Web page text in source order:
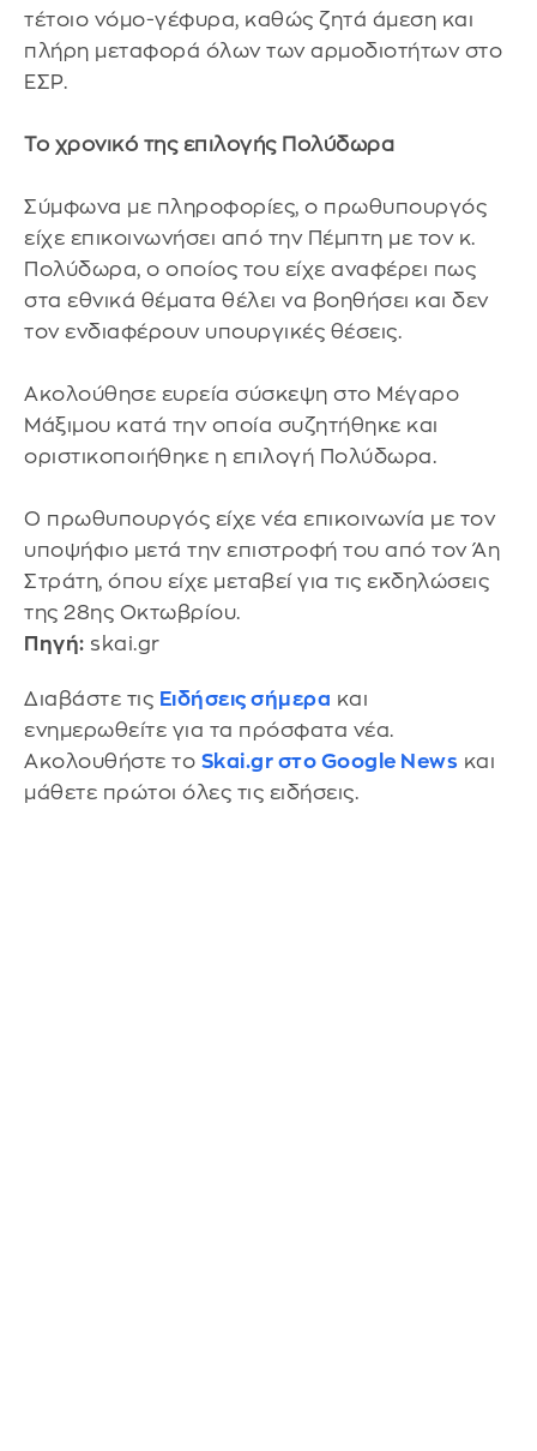
τέτοιο νόμο-γέφυρα, καθώς ζητά άμεση και
πλήρη μεταφορά όλων των αρμοδιοτήτων στο
ΕΣΡ.
Το χρονικό της επιλογής Πολύδωρα
Σύμφωνα με πληροφορίες, ο πρωθυπουργός
είχε επικοινωνήσει από την Πέμπτη με τον κ.
Πολύδωρα, ο οποίος του είχε αναφέρει πως
στα εθνικά θέματα θέλει να βοηθήσει και δεν
τον ενδιαφέρουν υπουργικές θέσεις.
Ακολούθησε ευρεία σύσκεψη στο Μέγαρο
Μάξιμου κατά την οποία συζητήθηκε και
οριστικοποιήθηκε η επιλογή Πολύδωρα.
Ο πρωθυπουργός είχε νέα επικοινωνία με τον
υποψήφιο μετά την επιστροφή του από τον Άη
Στράτη, όπου είχε μεταβεί για τις εκδηλώσεις
της 28ης Οκτωβρίου.
Πηγή: skai.gr
Διαβάστε τις Ειδήσεις σήμερα και
ενημερωθείτε για τα πρόσφατα νέα.
Ακολουθήστε το Skai.gr στο Google News και
μάθετε πρώτοι όλες τις ειδήσεις.